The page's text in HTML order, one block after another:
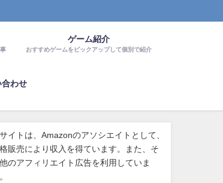
ゲーム紹介
おすすめゲームをピックアップして個別で紹介
合わせ
イトは、Amazonのアソシエイトとして、
販売により収入を得ています。また、そ
のアフィリエイト広告を利用していま